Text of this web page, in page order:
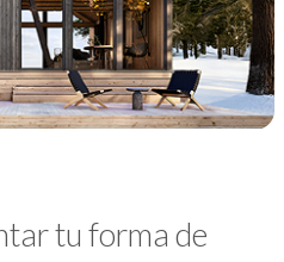
tu forma de